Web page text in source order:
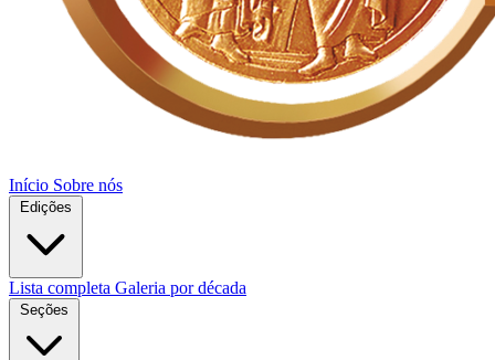
Início Sobre nós
Edições
Lista completa Galeria por década
Seções